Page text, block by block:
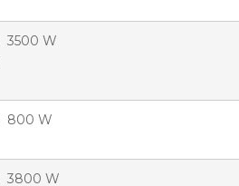
3500 W
800 W
3800 W